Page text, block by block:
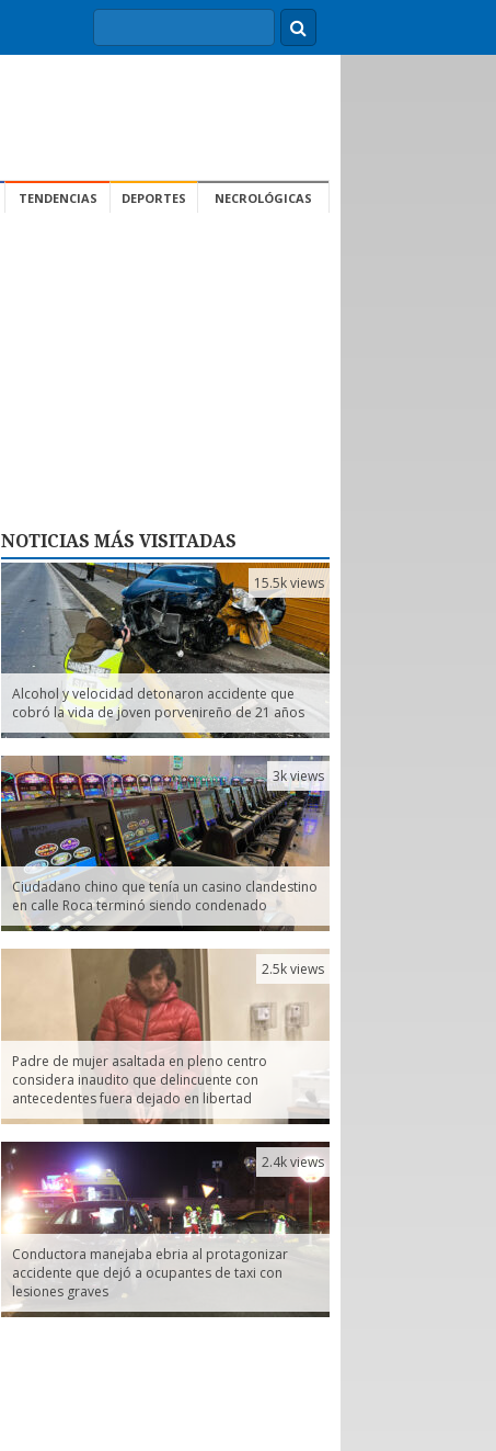
TENDENCIAS DEPORTES NECROLÓGICAS
NOTICIAS MÁS VISITADAS
Alcohol y velocidad detonaron accidente que
cobró la vida de joven porvenireño de 21 años
15.5k views
Ciudadano chino que tenía un casino clandestino
en calle Roca terminó siendo condenado
3k views
Padre de mujer asaltada en pleno centro
considera inaudito que delincuente con
antecedentes fuera dejado en libertad
2.5k views
Conductora manejaba ebria al protagonizar
accidente que dejó a ocupantes de taxi con
lesiones graves
2.4k views